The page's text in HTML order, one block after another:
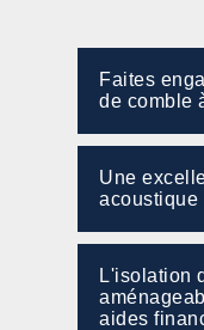
Faites
de comble
Une
acoustique
L'isolation
aides